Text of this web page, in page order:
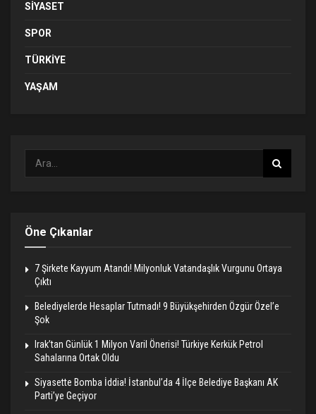
SIYASET
SPOR
TÜRKIYE
YAŞAM
Öne Çıkanlar
7 Şirkete Kayyum Atandı! Milyonluk Vatandaşlık Vurgunu Ortaya
Çıktı
Belediyelerde Hesaplar Tutmadı! 9 Büyükşehirden Özgür Özel’e
Şok
Irak’tan Günlük 1 Milyon Varil Önerisi! Türkiye Kerkük Petrol
Sahalarına Ortak Oldu
Siyasette Bomba İddia! İstanbul’da 4 İlçe Belediye Başkanı AK
Parti’ye Geçiyor